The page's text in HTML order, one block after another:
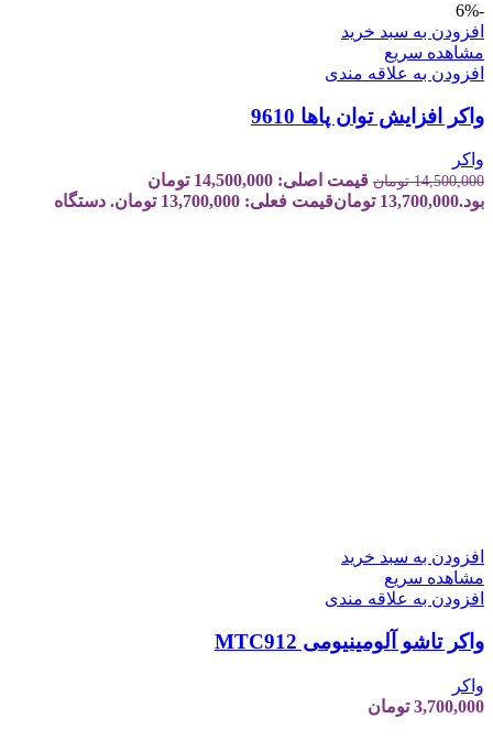
-6%
افزودن به سبد خرید
مشاهده سریع
افزودن به علاقه مندی
واکر افزایش توان پاها 9610
واکر
14,500,000 تومان
قیمت اصلی: 14,500,000 تومان
بود.13,700,000 تومانقیمت فعلی: 13,700,000 تومان. دستگاه
افزودن به سبد خرید
مشاهده سریع
افزودن به علاقه مندی
واکر تاشو آلومینیومی MTC912
واکر
3,700,000 تومان